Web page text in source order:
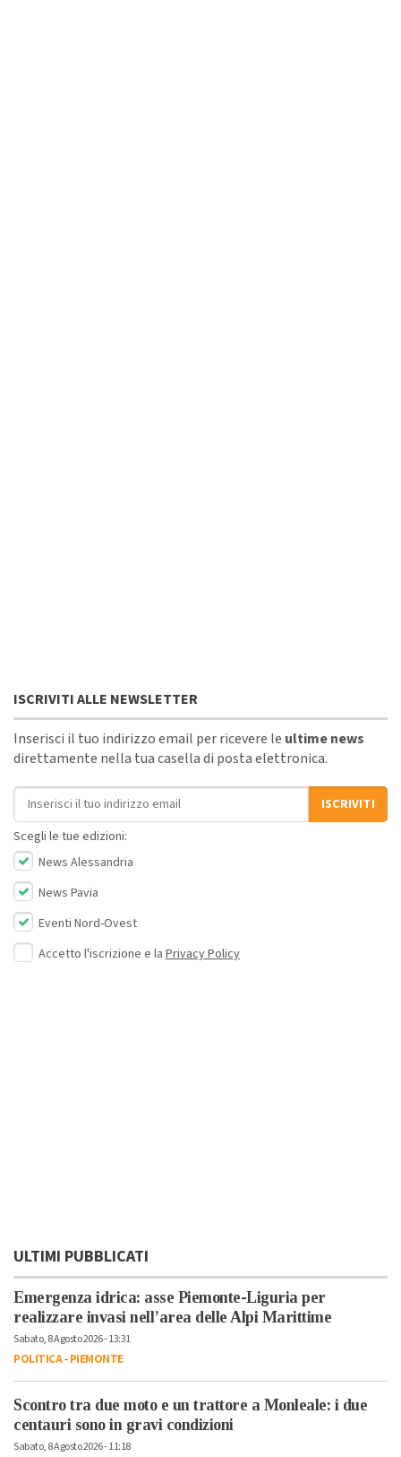
ISCRIVITI ALLE NEWSLETTER
Inserisci il tuo indirizzo email per ricevere le ultime news
direttamente nella tua casella di posta elettronica.
Indirizzo email
ISCRIVITI
Scegli le tue edizioni:
News Alessandria
News Pavia
Eventi Nord-Ovest
Accetto l'iscrizione e la Privacy Policy
ULTIMI PUBBLICATI
Emergenza idrica: asse Piemonte-Liguria per
realizzare invasi nell’area delle Alpi Marittime
Sabato, 8 Agosto 2026 - 13:31
POLITICA-PIEMONTE
Scontro tra due moto e un trattore a Monleale: i due
centauri sono in gravi condizioni
Sabato, 8 Agosto 2026 - 11:18